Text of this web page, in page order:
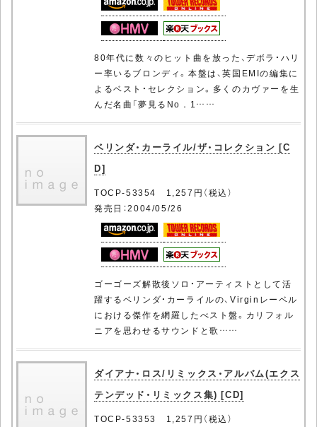
80年代に数々のヒット曲を放った、デボラ・ハリ
ー率いるブロンディ。本盤は、英国EMIの編集に
よるベスト・セレクション。多くのカヴァーを生
んだ名曲「夢見るNo．1……
ベリンダ・カーライル/ザ・コレクション [C
D]
TOCP-53354 1,257円（税込）
発売日：2004/05/26
ゴーゴーズ解散後ソロ・アーティストとして活
躍するベリンダ・カーライルの、Virginレーベル
における傑作を網羅したべスト盤。カリフォル
ニアを思わせるサウンドと歌……
ダイアナ・ロス/リミックス・アルバム(エクス
テンデッド・リミックス集) [CD]
TOCP-53353 1,257円（税込）